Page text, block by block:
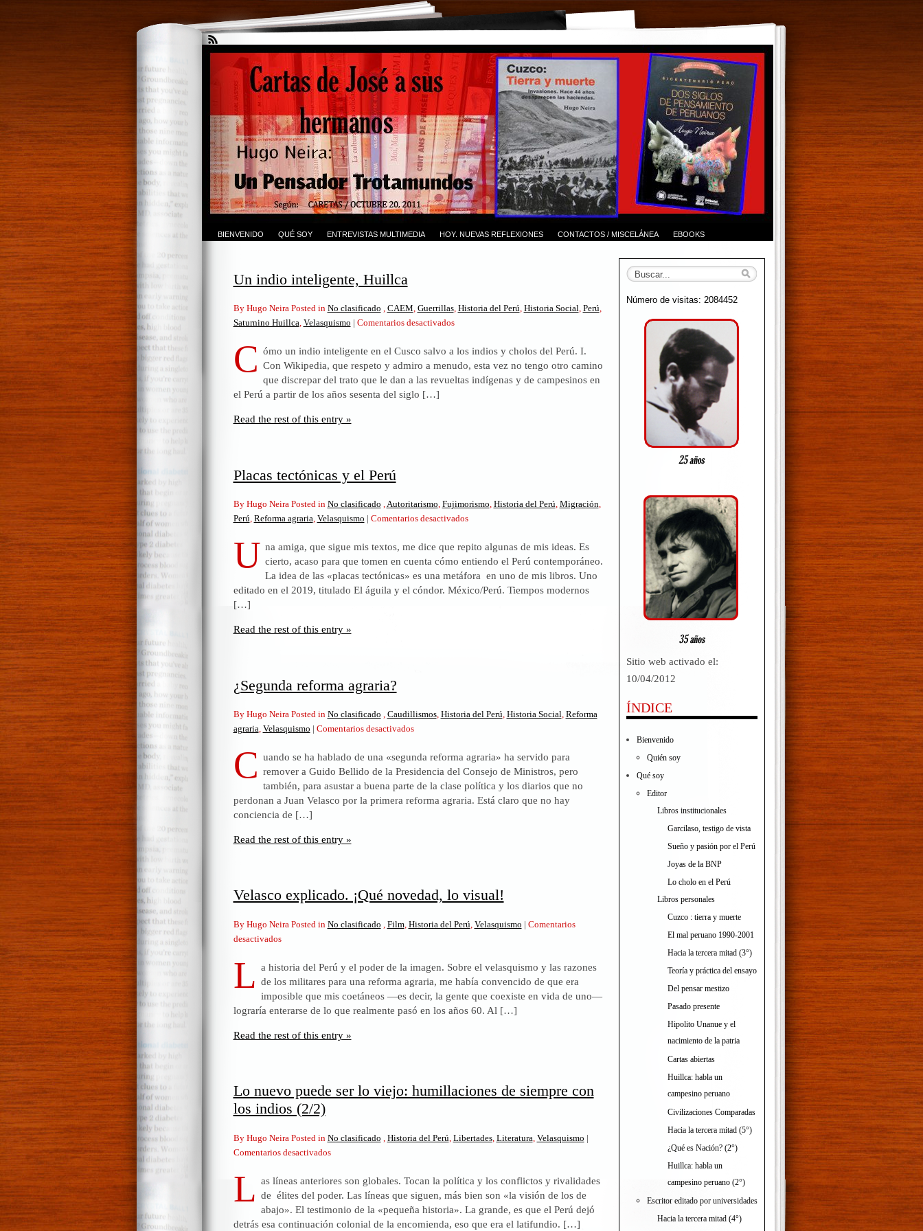
BIENVENIDO QUÉ SOY ENTREVISTAS MULTIMEDIA HOY. NUEVAS REFLEXIONES CONTACTOS / MISCELÁNEA EBOOKS
Un indio inteligente, Huillca
By Hugo Neira Posted in No clasificado , CAEM, Guerrillas, Historia del Perú, Historia Social, Perú,
Saturnino Huillca, Velasquismo | Comentarios desactivadosen
indio
inteligente,
Huillca
C ómo un indio inteligente en el Cusco salvo a los indios y cholos del Perú. I.
Con Wikipedia, que respeto y admiro a menudo, esta vez no tengo otro camino
que discrepar del trato que le dan a las revueltas indígenas y de campesinos en
el Perú a partir de los años sesenta del siglo […]
Read the rest of this entry »
Placas tectónicas y el Perú
By Hugo Neira Posted in No clasificado Autoritarismo Fujimorismo Historia del Perú Migración
Perú Reforma agraria Velasquismo | Comentarios desactivadosen
tectónicas
y
el
Perú
U na amiga, que sigue mis textos, me dice que repito algunas de mis ideas. Es
cierto, acaso para que tomen en cuenta cómo entiendo el Perú contemporáneo.
La idea de las «placas tectónicas» es una metáfora en uno de mis libros. Uno
editado en el 2019, titulado El águila y el cóndor. México/Perú. Tiempos modernos
[…]
Read the rest of this entry »
¿Segunda reforma agraria?
By Hugo Neira Posted in No clasificado Caudillismos, Historia del Perú Historia Social Reforma
agraria Velasquismo | Comentarios desactivadosen
reforma
agraria?
C uando se ha hablado de una «segunda reforma agraria» ha servido para
remover a Guido Bellido de la Presidencia del Consejo de Ministros, pero
también, para asustar a buena parte de la clase política y los diarios que no
perdonan a Juan Velasco por la primera reforma agraria. Está claro que no hay
conciencia de […]
Read the rest of this entry »
Velasco explicado. ¡Qué novedad, lo visual!
By Hugo Neira Posted in No clasificado Film, Historia del Perú Velasquismo | Comentarios
desactivadosen
explicado.
¡Qué
novedad,
lo
L a historia del Perú y el poder de la imagen. Sobre el velasquismo y las razones
de los militares para una reforma agraria, me había convencido de que era
imposible que mis coetáneos —es decir, la gente que coexiste en vida de uno—
lograría enterarse de lo que realmente pasó en los años 60. Al […]
Read the rest of this entry »
Lo nuevo puede ser lo viejo: humillaciones de siempre con
los indios (2/2)
By Hugo Neira Posted in No clasificado Historia del Perú Libertades, Literatura Velasquismo |
Comentarios desactivadosen
nuevo
puede
ser
lo
L as líneas anteriores son globales. Tocan la política y los conflictos y rivalidades
de élites del poder. Las líneas que siguen, más bien son «la visión de los de
abajo». El testimonio de la «pequeña historia». La grande, es que el Perú dejó
detrás esa continuación colonial de la encomienda, eso que era el latifundio. […]
Número de visitas: 2084452
Sitio web activado el:
10/04/2012
ÍNDICE
Bienvenido
Quién soy
Qué soy
Editor
Libros institucionales
Garcilaso, testigo de vista
Sueño y pasión por el Perú
Joyas de la BNP
Lo cholo en el Perú
Libros personales
Cuzco : tierra y muerte
El mal peruano 1990-2001
Hacia la tercera mitad (3°)
Teoría y práctica del ensayo
Del pensar mestizo
Pasado presente
Hipolito Unanue y el
nacimiento de la patria
Cartas abiertas
Huillca: habla un
campesino peruano
Civilizaciones Comparadas
Hacia la tercera mitad (5°)
¿Qué es Nación? (2°)
Huillca: habla un
campesino peruano (2°)
Escritor editado por universidades
Hacia la tercera mitad (4°)